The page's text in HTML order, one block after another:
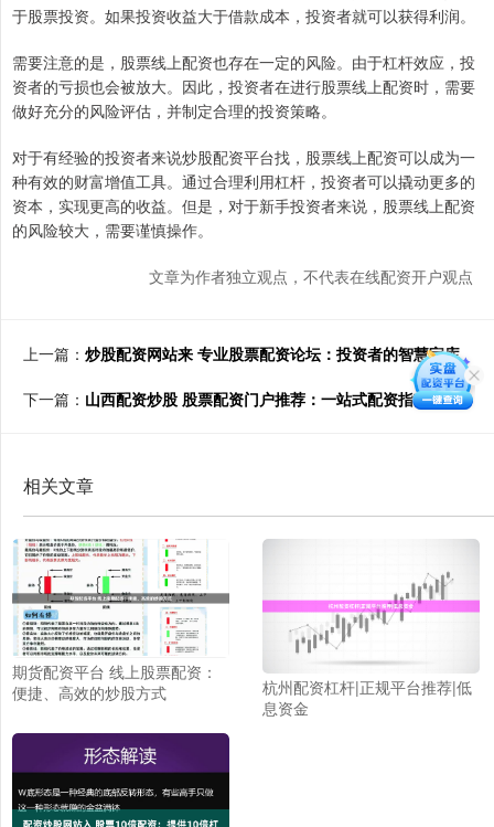
于股票投资。如果投资收益大于借款成本，投资者就可以获得利润。
需要注意的是，股票线上配资也存在一定的风险。由于杠杆效应，投
资者的亏损也会被放大。因此，投资者在进行股票线上配资时，需要
做好充分的风险评估，并制定合理的投资策略。
对于有经验的投资者来说炒股配资平台找，股票线上配资可以成为一
种有效的财富增值工具。通过合理利用杠杆，投资者可以撬动更多的
资本，实现更高的收益。但是，对于新手投资者来说，股票线上配资
的风险较大，需要谨慎操作。
文章为作者独立观点，不代表在线配资开户观点
上一篇： 炒股配资网站来 专业股票配资论坛：投资者的智慧宝库
下一篇： 山西配资炒股 股票配资门户推荐：一站式配资指南
相关文章
期货配资平台 线上股票配资：
便捷、高效的炒股方式
杭州配资杠杆|正规平台推荐|低
息资金